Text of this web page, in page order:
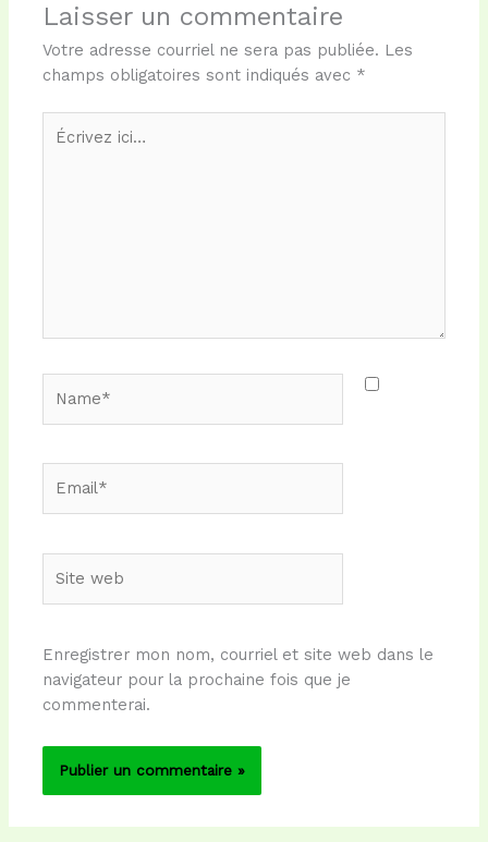
Laisser un commentaire
Votre adresse courriel ne sera pas publiée. Les
champs obligatoires sont indiqués avec *
Écrivez
ici…
web
Enregistrer mon nom, courriel et site web dans le
navigateur pour la prochaine fois que je
commenterai.